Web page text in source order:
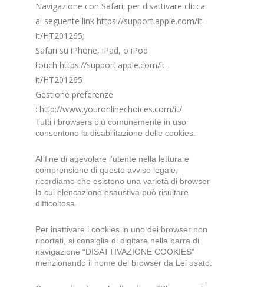
Navigazione con Safari, per disattivare clicca
al seguente link https://support.apple.com/it-
it/HT201265;
Safari su iPhone, iPad, o iPod
touch https://support.apple.com/it-
it/HT201265
Gestione preferenze
: http://www.youronlinechoices.com/it/
Tutti i browsers più comunemente in uso
consentono la disabilitazione delle cookies.
Al fine di agevolare l’utente nella lettura e
comprensione di questo avviso legale,
ricordiamo che esistono una varietà di browser
la cui elencazione esaustiva può risultare
difficoltosa.
Per inattivare i cookies in uno dei browser non
riportati, si consiglia di digitare nella barra di
navigazione “DISATTIVAZIONE COOKIES”
menzionando il nome del browser da Lei usato.